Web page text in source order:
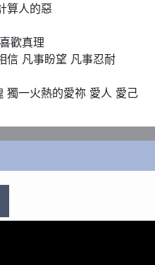
算人的惡
信 凡事盼望 凡事忍耐
獨一火熱的愛祢 愛人 愛己